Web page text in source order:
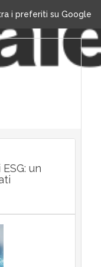
i preferiti su Google
un